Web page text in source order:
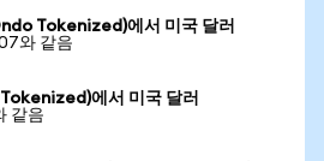
Tokenized)에서 미국 달러
와 같음
에서 미국 달러
같음